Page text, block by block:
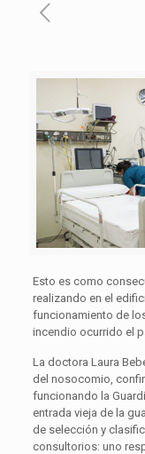
Esto es como
realizando en el
funcionamiento de
incendio ocurrido el
La doctora Laura
del nosocomio,
funcionando la
entrada vieja de la
de selección y
consultorios: uno